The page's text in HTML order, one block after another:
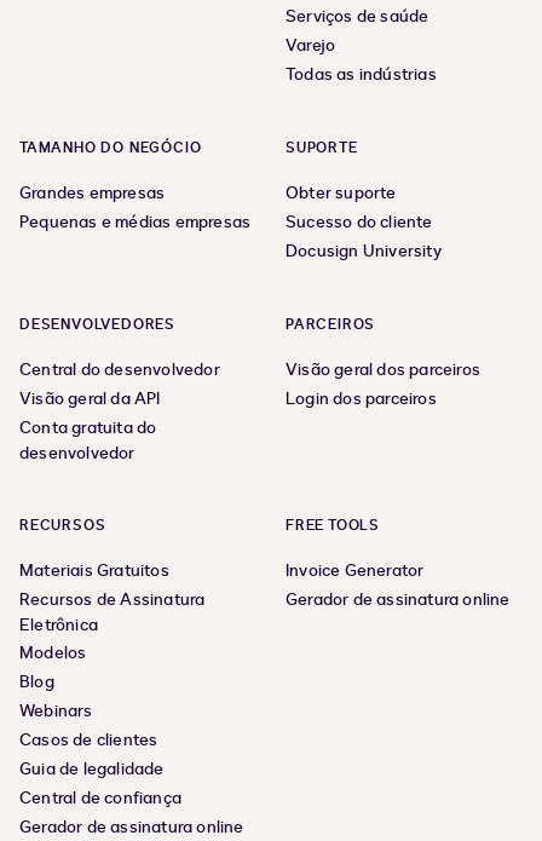
Serviços de saúde
Varejo
Todas as indústrias
TAMANHO DO NEGÓCIO
Grandes empresas
Pequenas e médias empresas
SUPORTE
Obter suporte
Sucesso do cliente
Docusign University
DESENVOLVEDORES
Central do desenvolvedor
Visão geral da API
Conta gratuita do
desenvolvedor
PARCEIROS
Visão geral dos parceiros
Login dos parceiros
RECURSOS
Materiais Gratuitos
Recursos de Assinatura
Eletrônica
Modelos
Blog
Webinars
Casos de clientes
Guia de legalidade
Central de confiança
Gerador de assinatura online
FREE TOOLS
Invoice Generator
Gerador de assinatura online